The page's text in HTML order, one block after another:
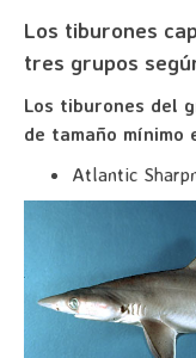
Los tiburones
tres grupos
Los tiburones del
de tamaño mínimo
Atlantic